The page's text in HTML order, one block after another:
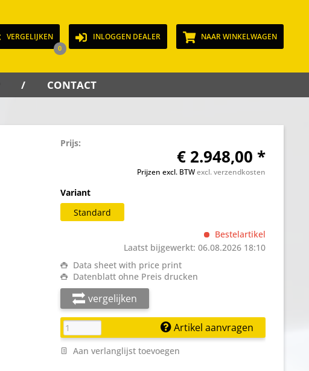
VERGELIJKEN
0
INLOGGEN DEALER NAAR WINKELWAGEN
CONTACT
Prijs:
€ 2.948,00 *
Prijzen excl. BTWexcl. verzendkosten
Variant
Standard
Bestelartikel
Laatst bijgewerkt: 06.08.2026 18:10
Data sheet with price print
Datenblatt ohne Preis drucken
vergelijken
Artikel aanvragen
Aan verlanglijst toevoegen